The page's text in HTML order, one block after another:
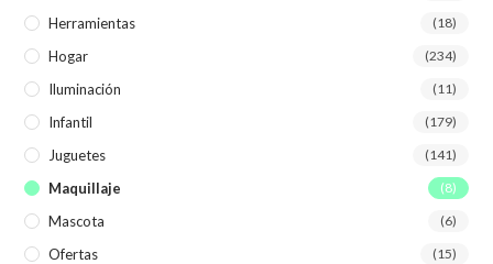
Herramientas (18)
Hogar (234)
Iluminación (11)
Infantil (179)
Juguetes (141)
Maquillaje (8)
Mascota (6)
Ofertas (15)